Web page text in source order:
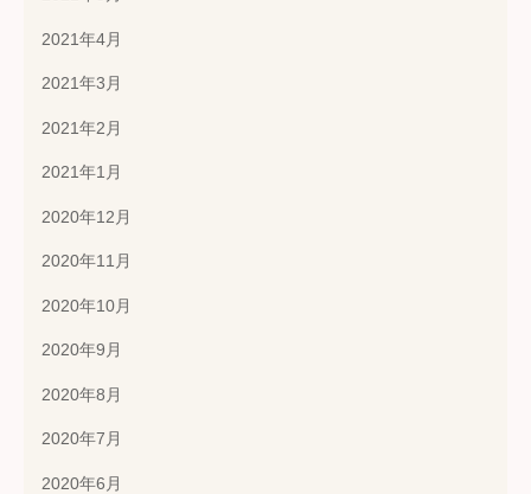
2021年4月
2021年3月
2021年2月
2021年1月
2020年12月
2020年11月
2020年10月
2020年9月
2020年8月
2020年7月
2020年6月